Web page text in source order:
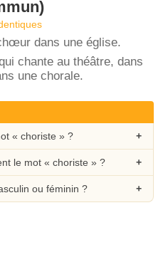
dans une église.
chante au théâtre, dans
une chorale.
« choriste » ?
le mot « choriste » ?
ou féminin ?